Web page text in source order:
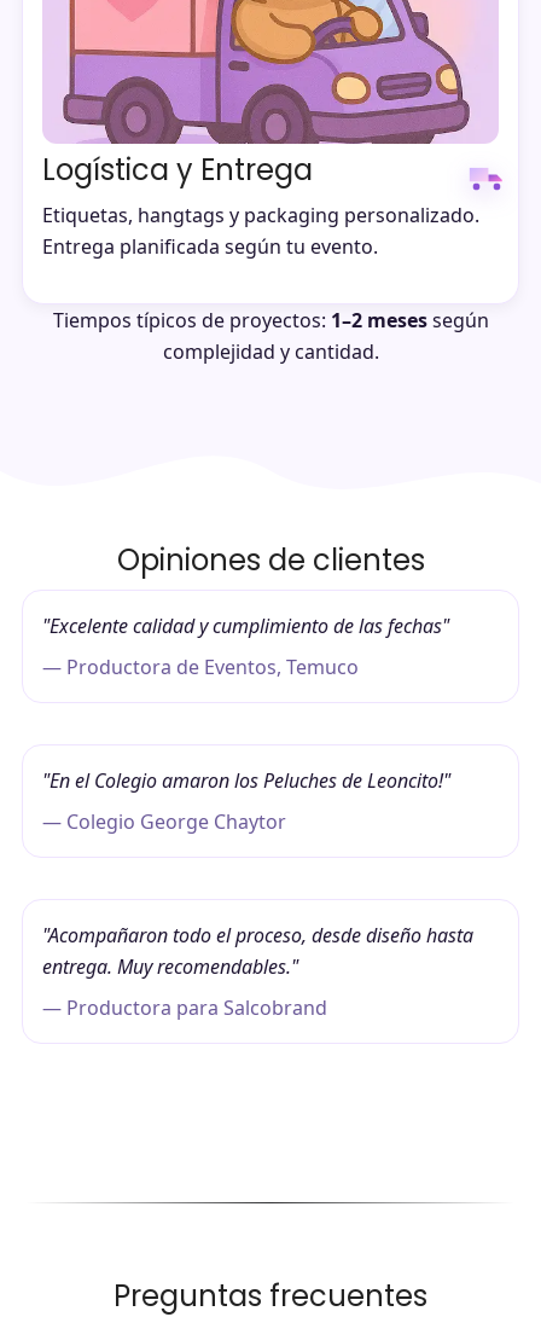
Logística y Entrega
Etiquetas, hangtags y packaging personalizado.
Entrega planificada según tu evento.
Tiempos típicos de proyectos: 1–2 mesessegún
complejidad y cantidad.
Opiniones de clientes
"Excelente calidad y cumplimiento de las fechas"
— Productora de Eventos, Temuco
"En el Colegio amaron los Peluches de Leoncito!"
— Colegio George Chaytor
"Acompañaron todo el proceso, desde diseño hasta
entrega. Muy recomendables."
— Productora para Salcobrand
Preguntas frecuentes